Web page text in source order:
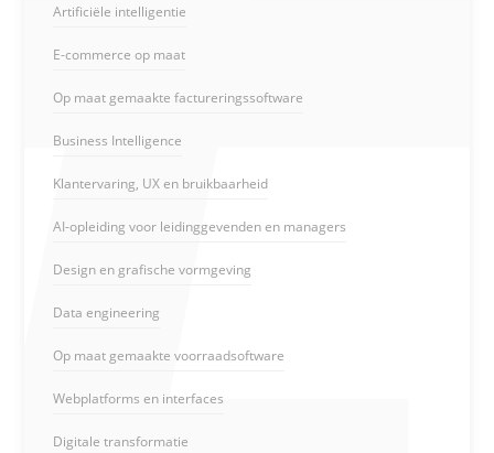
Artificiële intelligentie
E-commerce op maat
Op maat gemaakte factureringssoftware
Business Intelligence
Klantervaring, UX en bruikbaarheid
AI-opleiding voor leidinggevenden en managers
Design en grafische vormgeving
Data engineering
Op maat gemaakte voorraadsoftware
Webplatforms en interfaces
Digitale transformatie